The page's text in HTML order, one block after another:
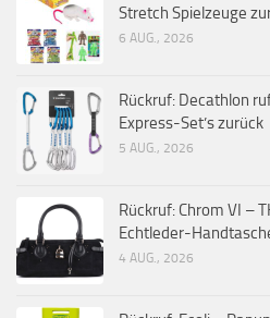
Stretch Spielzeuge
6 AUG., 2026
Rückruf: Decathlon
Express-Set’s zurück
5 AUG., 2026
Rückruf: Chrom VI –
Echtleder-
4 AUG., 2026